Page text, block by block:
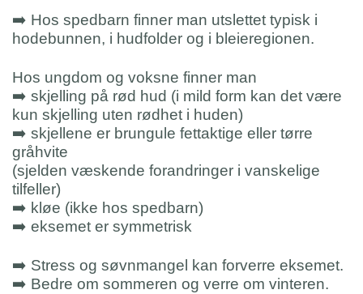
➡️ Hos spedbarn finner man utslettet typisk i
hodebunnen, i hudfolder og i bleieregionen.
Hos ungdom og voksne finner man
➡️ skjelling på rød hud (i mild form kan det være
kun skjelling uten rødhet i huden)
➡️ skjellene er brungule fettaktige eller tørre
gråhvite
(sjelden væskende forandringer i vanskelige
tilfeller)
➡️ kløe (ikke hos spedbarn)
➡️ eksemet er symmetrisk
➡️ Stress og søvnmangel kan forverre eksemet.
➡️ Bedre om sommeren og verre om vinteren.